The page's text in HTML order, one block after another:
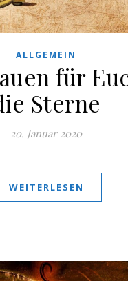
ALLGEMEIN
für
Sterne
20. Januar 2020
WEITERLESEN